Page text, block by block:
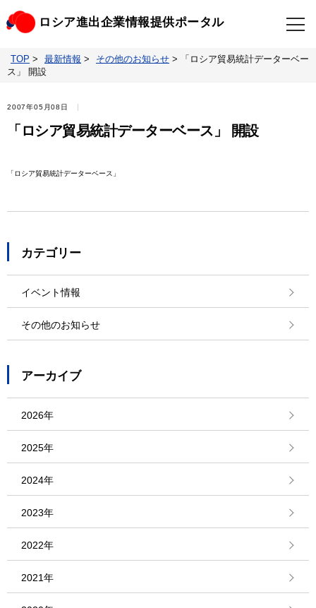
ロシア進出企業情報提供ポータル
TOP
ビジネスニュースクリップ
TOP > 最新情報 > その他のお知らせ >
「ロシア貿易統計データーベー
ス」 開設
2007年05月08日
「ロシア貿易統計データーベース」 開設
「ロシア貿易統計データーベース」
カテゴリー
イベント情報
その他のお知らせ
アーカイブ
2026年
2025年
2024年
2023年
2022年
2021年